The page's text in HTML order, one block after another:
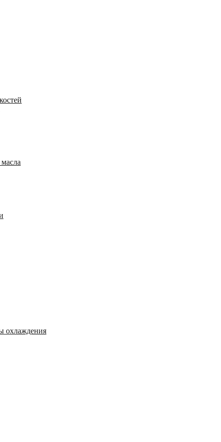
охлаждения